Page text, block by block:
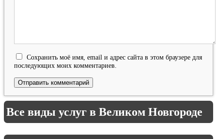
Сохранить моё имя, email и адрес сайта в этом браузере для
последующих моих комментариев.
Все виды услуг в Великом Новгороде